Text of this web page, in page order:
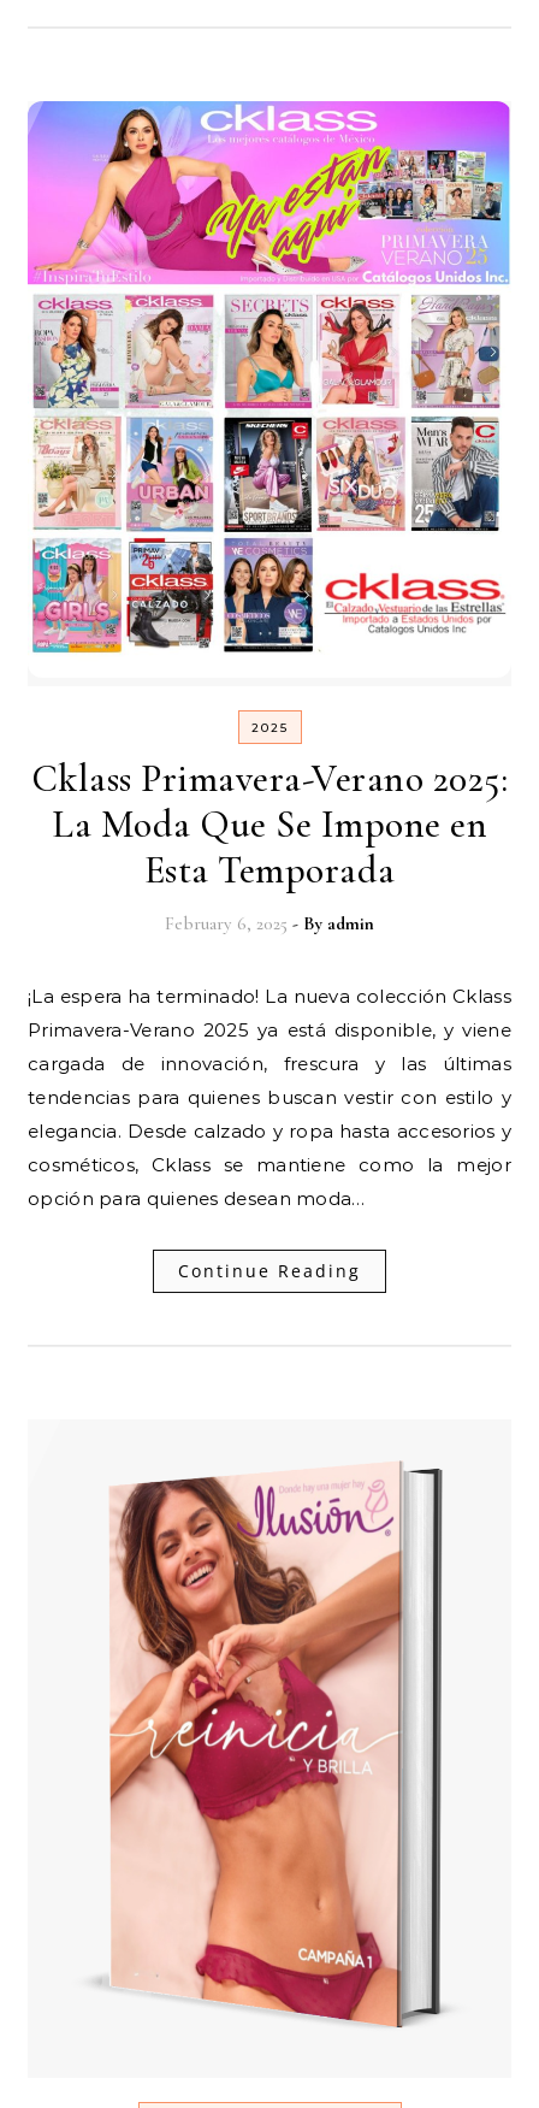
2025
Cklass Primavera-Verano 2025:
La Moda Que Se Impone en
Esta Temporada
February 6, 2025 - By admin
¡La espera ha terminado! La nueva colección Cklass
Primavera-Verano 2025 ya está disponible, y viene
cargada de innovación, frescura y las últimas
tendencias para quienes buscan vestir con estilo y
elegancia. Desde calzado y ropa hasta accesorios y
cosméticos, Cklass se mantiene como la mejor
opción para quienes desean moda…
Continue Reading